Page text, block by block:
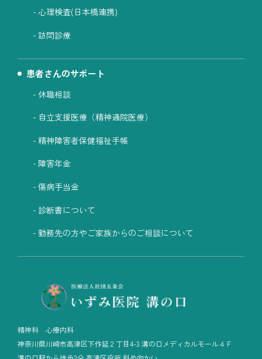
心理検査(日本橋連携)
訪問診療
患者さんのサポート
休職相談
自立支援医療（精神通院医療）
精神障害者保健福祉手帳
障害年金
傷病手当金
診断書について
勤務先の方やご家族からのご相談について
精神科 心療内科
神奈川県川崎市高津区下作延２丁目4-3 溝の口メディカルモール４Ｆ